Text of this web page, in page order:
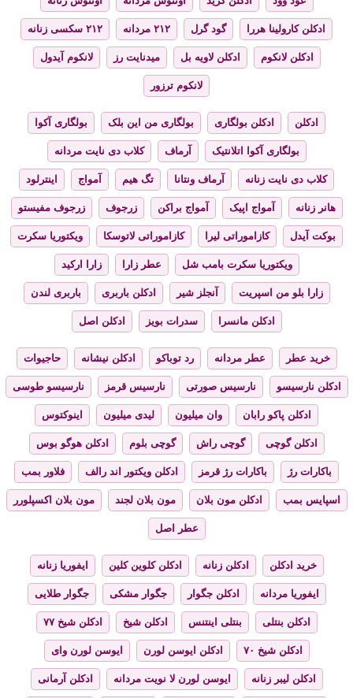
ادکلن کارولینا هررا گود گرل ۲۱۲ مردانه ۲۱۲ سکسی زنانه
ادکلن لانکوم ادکلن لاویه بل میدنایت رز لانکوم آیدول
لانکوم ترزور
ادکلن ادکلن بولگاری بولگاری من این بلک بولگاری آکوا
بولگاری آکوا اتلانتیک آرماف کلاب دی نایت مردانه
کلاب دی نایت زنانه آرماف ونتانا تگ هیم آمواج اینترلود
هانر زنانه آمواج اپیک آمواج براکن زرجوف زرجوف مفیستو
بوکت آیدل کازاموراتی لیرا کازاموراتی لاتوسکا ویکتوریا سکرت
ویکتوریا سکرت بامب شل عطر زارا زارا ارکید
زارا بلو من اسپریت آنجلز شیر ادکلن باربری باربری لندن
ادکلن مانسرا سدرات بویز ادکلن اصل
خرید عطر عطر مردانه رد توباکو ادکلن نیشانه حاجیوات
ادکلن نارسیسو نارسیس صورتی نارسیس قرمز نارسیسو طوسی
ادکلن پاکو رابان وان میلیون لیدی میلیون اینوکتوس
ادکلن گوچی گوچی راش گوچی بلوم ادکلن هوگو بوس
باکارات رژ باکارات رژ قرمز ادکلن ویکتور اند رالف فلاور بمب
اسپایس بمب ادکلن مون بلان مون بلان لجند مون بلان اکسپلورر
عطر اصل
خرید ادکلن ادکلن زنانه ادکلن کلوین کلین ایفوریا زنانه
ایفوریا مردانه ادکلن جگوار جگوار مشکی جگوار طلایی
ادکلن بنتلی بنتلی اینتنس ادکلن شیخ ادکلن شیخ ۷۷
ادکلن شیخ ۷۰ ادکلن ایوسن لورن ایوسن لورن وای
ادکلن لیبر زنانه ایوسن لورن لا نویت مردانه ادکلن آرمانی